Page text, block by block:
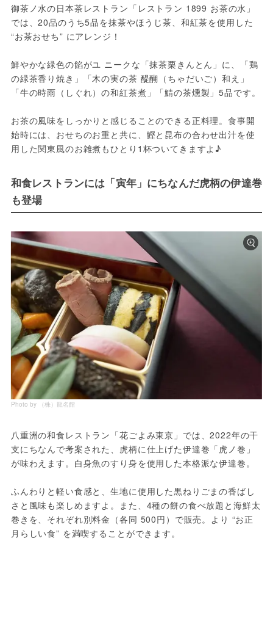
御茶ノ水の日本茶レストラン「レストラン 1899 お茶の水」
では、20品のうち5品を抹茶やほうじ茶、和紅茶を使用した
“お茶おせち” にアレンジ！
鮮やかな緑色の餡がユ ニークな「抹茶栗きんとん」に、「鶏
の緑茶香り焼き」「木の実の茶 醍醐（ちゃだいご）和え」
「牛の時雨（しぐれ）の和紅茶煮」「鯖の茶燻製」5品です。
お茶の風味をしっかりと感じることのできる正料理。食事開
始時には、おせちのお重と共に、鰹と昆布の合わせ出汁を使
用した関東風のお雑煮もひとり1杯ついてきますよ♪
和食レストランには「寅年」にちなんだ虎柄の伊達巻
も登場
Photo by （株）龍名館
八重洲の和食レストラン「花ごよみ東京」では、2022年の干
支にちなんで考案された、虎柄に仕上げた伊達巻「虎ノ巻」
が味わえます。白身魚のすり身を使用した本格派な伊達巻。
ふんわりと軽い食感と、生地に使用した黒ねりごまの香ばし
さと風味も楽しめますよ。また、4種の餅の食べ放題と海鮮太
巻きを、それぞれ別料金（各同 500円）で販売。より “お正
月らしい食” を満喫することができます。